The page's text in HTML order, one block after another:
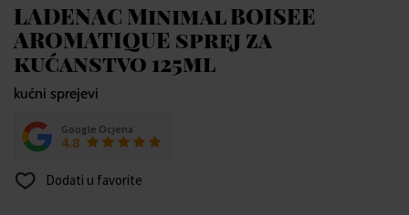
LADENAC Minimal BOISEE
AROMATIQUE sprej za
kućanstvo 125ml
kućni sprejevi
Google Ocjena
4.8
Dodati u favorite